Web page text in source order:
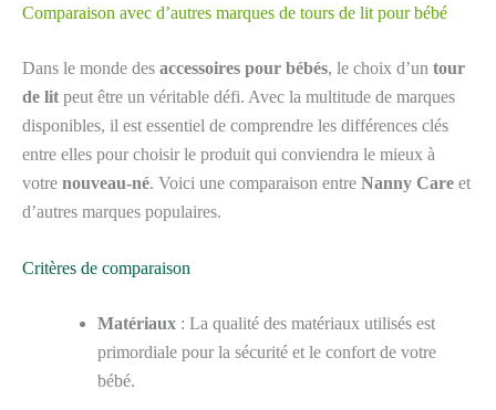
Comparaison avec d’autres marques de tours de lit pour bébé
Dans le monde des accessoires pour bébés, le choix d’un tour
de lit peut être un véritable défi. Avec la multitude de marques
disponibles, il est essentiel de comprendre les différences clés
entre elles pour choisir le produit qui conviendra le mieux à
votre nouveau-né. Voici une comparaison entre Nanny Care et
d’autres marques populaires.
Critères de comparaison
Matériaux : La qualité des matériaux utilisés est
primordiale pour la sécurité et le confort de votre
bébé.